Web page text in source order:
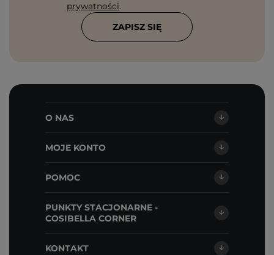
prywatności.
ZAPISZ SIĘ
O NAS
MOJE KONTO
POMOC
PUNKTY STACJONARNE -
COSIBELLA CORNER
KONTAKT